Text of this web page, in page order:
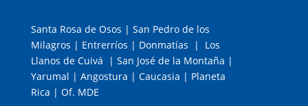
Santa Rosa de Osos | San Pedro de los
Milagros | Entrerríos | Donmatías | Los
Llanos de Cuivá | San José de la Montaña |
Yarumal | Angostura | Caucasia | Planeta
Rica | Of. MDE